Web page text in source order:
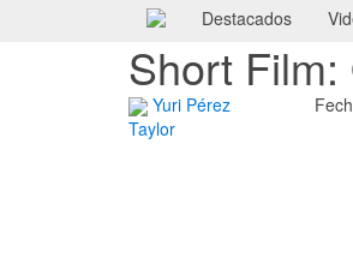
Destacados
Short
Yuri Pérez
Taylor